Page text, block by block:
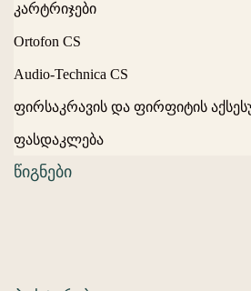
კარტრიჯები
Ortofon CS
Audio-Technica CS
ფირსაკრავის და ფირფიტის
ფასდაკლება
წიგნები